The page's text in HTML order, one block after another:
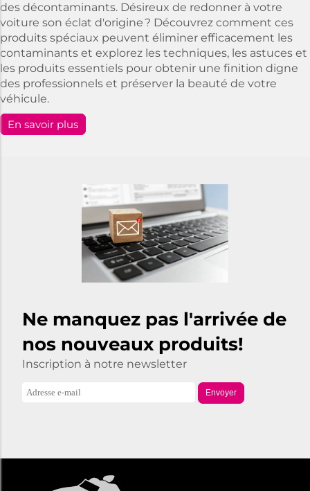
des décontaminants. Désireux de redonner à votre
voiture son éclat d'origine ? Découvrez comment ces
produits spéciaux peuvent éliminer efficacement les
contaminants et explorez les techniques, les astuces et
les produits essentiels pour obtenir une finition digne
des professionnels et préserver la beauté de votre
véhicule.
En savoir plus
Ne manquez pas l'arrivée de
nos nouveaux produits!
Inscription à notre newsletter
Envoyer